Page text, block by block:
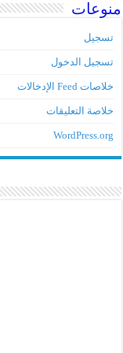
منوعات
تسجيل
تسجيل الدخول
خلاصات Feed الإدخالات
خلاصة التعليقات
WordPress.org